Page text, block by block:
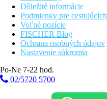
Dôležité informácie
Podmienky pre cestujúcich
Voľné pozície
FISCHER Blog
Ochrana osobných údajov
Nastavenie súkromia
Po-Ne 7-22 hod.
02/5720 5700